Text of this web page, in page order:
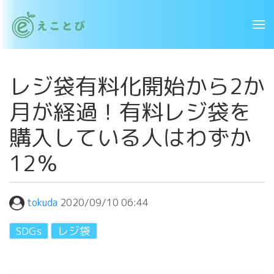
レジ袋有料化開始から2か
月が経過！有料レジ袋を
購入している人はわずか
12％
tokuda 2020/09/10 06:44
SDGs レジ袋